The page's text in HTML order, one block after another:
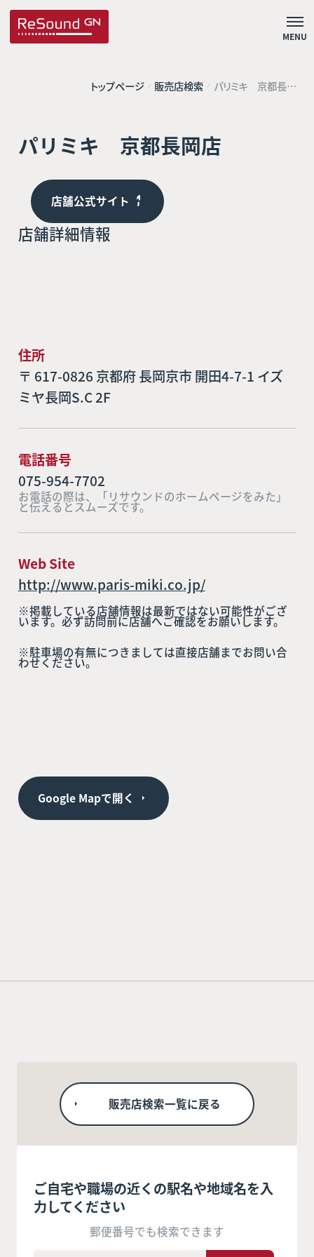
MENU
トップページ 販売店検索 パリミキ 京都長岡
店
パリミキ 京都長岡店
店舗公式サイト
店舗詳細情報
住所
〒 617-0826 京都府 長岡京市 開田4-7-1 イズ
ミヤ長岡S.C 2F
電話番号
075-954-7702
お電話の際は、「リサウンドのホームページをみた」
と伝えるとスムーズです。
Web Site
http://www.paris-miki.co.jp/
※掲載している店舗情報は最新ではない可能性がござ
います。必ず訪問前に店舗へご確認をお願いします。
※駐車場の有無につきましては直接店舗までお問い合
わせください。
Google Mapで開く
販売店検索一覧に戻る
ご自宅や職場の近くの駅名や地域名を入
力してください
郵便番号でも検索できます